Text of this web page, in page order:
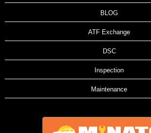
BLOG
ATF Exchange
DSC
Inspection
Maintenance